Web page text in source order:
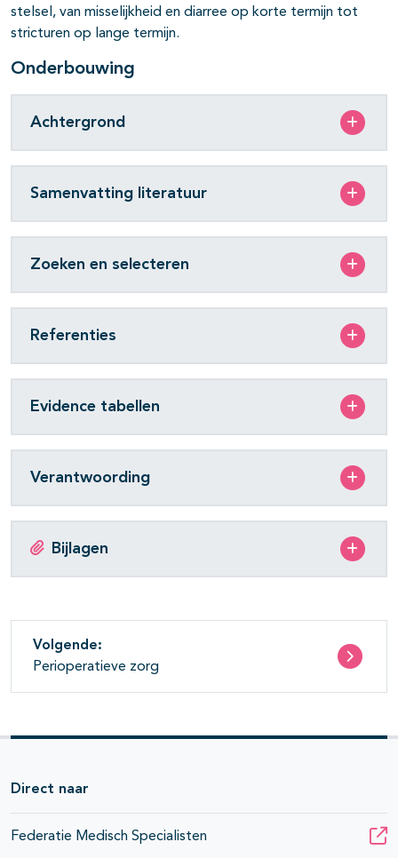
stelsel, van misselijkheid en diarree op korte termijn tot
stricturen op lange termijn.
Onderbouwing
Achtergrond
Samenvatting literatuur
Zoeken en selecteren
Referenties
Evidence tabellen
Verantwoording
Bijlagen
Volgende:
Perioperatieve zorg
Direct naar
Federatie Medisch Specialisten